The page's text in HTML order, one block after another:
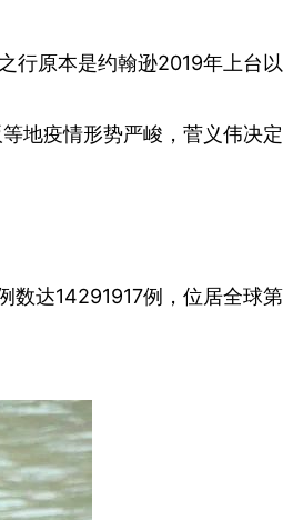
行原本是约翰逊2019年上台以
地疫情形势严峻，菅义伟决定
数达14291917例，位居全球第